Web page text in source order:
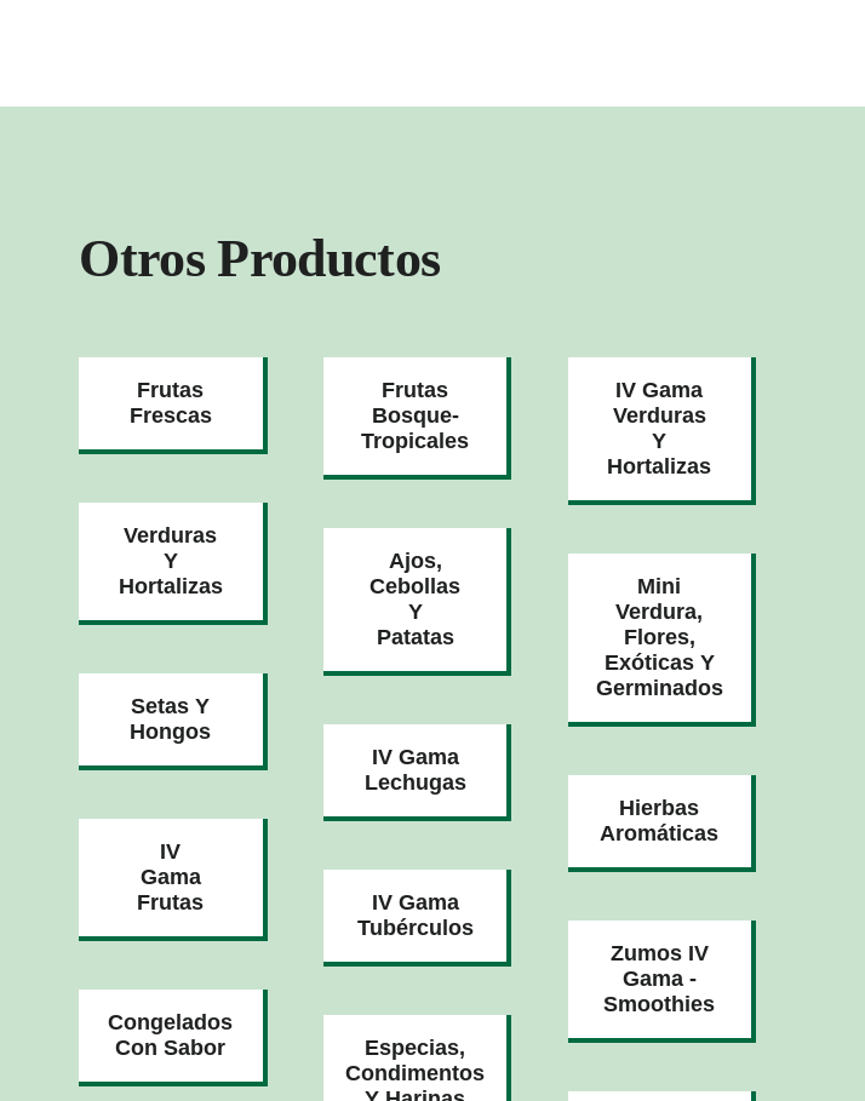
Otros Productos
Frutas
Frescas
Verduras
Y
Hortalizas
Setas Y
Hongos
IV
Gama
Frutas
Congelados
Con Sabor
Frutas
Bosque-
Tropicales
Ajos,
Cebollas
Y
Patatas
IV Gama
Lechugas
IV Gama
Tubérculos
Especias,
Condimentos
IV Gama
Verduras
Y
Hortalizas
Mini
Verdura,
Flores,
Exóticas Y
Germinados
Hierbas
Aromáticas
Zumos IV
Gama -
Smoothies